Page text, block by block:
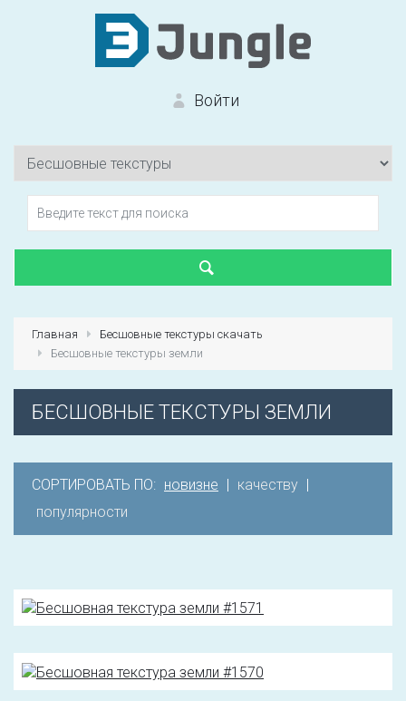
Войти
Вход на сайт
Первый раз?
Главная
Бесшовные текстуры скачать
Бесшовные текстуры земли
БЕСШОВНЫЕ ТЕКСТУРЫ ЗЕМЛИ
СОРТИРОВАТЬ ПО: новизне | качеству |
популярности